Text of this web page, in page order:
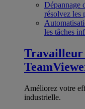
Dépannage
résolvez les
les tâches
Travailleur
Améliorez votre
industrielle.